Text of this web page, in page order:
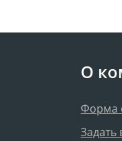
О
Форма
Задать